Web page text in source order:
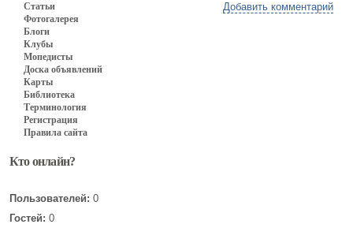
Статьи
Фотогалерея
Блоги
Клубы
Мопедисты
Доска объявлений
Карты
Библиотека
Терминология
Регистрация
Правила сайта
Кто онлайн?
Пользователей: 0
Гостей: 0
Добавить комментарий